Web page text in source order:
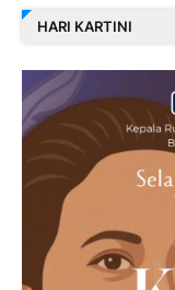
HARI KARTINI